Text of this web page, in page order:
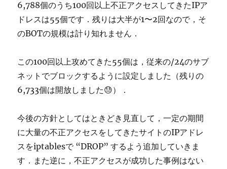
6,788個のうち100回以上不正アクセスしてきたIPア
ドレスは55個です．残りは大半が1〜2回なので，そ
のBOTの規模は計り知れません．
この100回以上攻めてきた55個は，従来の/24のサブ
ネットでブロックするように設定しました（残りの
6,733個は開放しました😓）．
今後の方針としてはときどき見直して，一定の期間
に大量の不正アクセスをしてきたサイトのIPアドレ
スをiptablesで “DROP” するよう追加していきま
す．また逆に，不正アクセスが成功した事例はない